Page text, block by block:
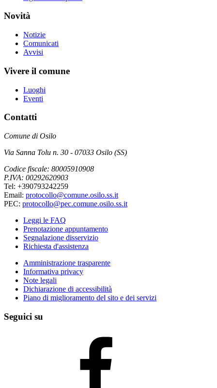
Novità
Notizie
Comunicati
Avvisi
Vivere il comune
Luoghi
Eventi
Contatti
Comune di Osilo
Via Sanna Tolu n. 30 - 07033 Osilo (SS)
Codice fiscale: 80005910908
P.IVA: 00292620903
Tel: +390793242259
Email: protocollo@comune.osilo.ss.it
PEC: protocollo@pec.comune.osilo.ss.it
Leggi le FAQ
Prenotazione appuntamento
Segnalazione disservizio
Richiesta d'assistenza
Amministrazione trasparente
Informativa privacy
Note legali
Dichiarazione di accessibilità
Piano di miglioramento del sito e dei servizi
Seguici su